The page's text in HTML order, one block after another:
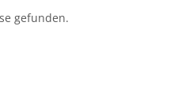
gefunden.